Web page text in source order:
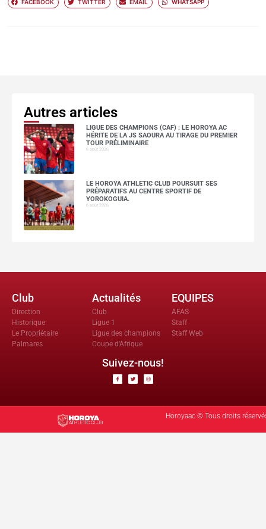
FACEBOOK TWITTER EMAIL WHATSAPP
Autres articles
LIGUE DES CHAMPIONS (CAF) : LE HOROYA AC
HÉRITE DE LA JS SAOURA AU TIRAGE DU PREMIER
TOUR PRÉLIMINAIRE
6 août 2026
LE HOROYA ATHLETIC CLUB POURSUIT SES
PRÉPARATIFS AU CENTRE SPORTIF DE
YOROKOGUIA.
6 août 2026
Club
Direction
Historique
Le Propriètaire
Palmares
Actualités
Club
Ligue 1
Ligue des champions
Coupe d'Afrique
EQUIPES
AFAS
Staff
Staff Web
Suivez-nous!
Horoyaac © Tous droits